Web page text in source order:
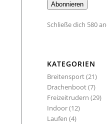
Abonnieren
Schließe dich 580
KATEGORIEN
Breitensport(21)
Drachenboot(7)
Freizeitrudern (29)
Indoor(12)
Laufen (4)